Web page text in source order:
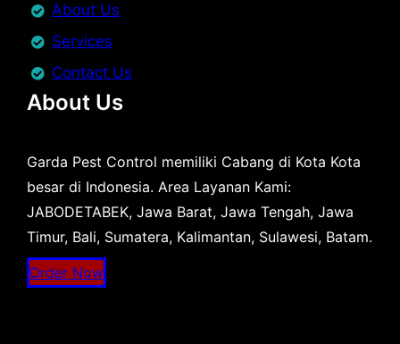
About Us
Services
Contact Us
About Us
Garda Pest Control memiliki Cabang di Kota Kota
besar di Indonesia. Area Layanan Kami:
JABODETABEK, Jawa Barat, Jawa Tengah, Jawa
Timur, Bali, Sumatera, Kalimantan, Sulawesi, Batam.
Order Now